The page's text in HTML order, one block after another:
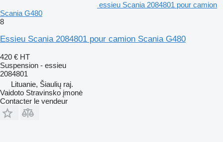
essieu Scania 2084801 pour camion
Scania G480
8
Essieu Scania 2084801 pour camion Scania G480
420 € HT
Suspension - essieu
2084801
Lituanie, Šiaulių raj.
Vaidoto Stravinsko įmonė
Contacter le vendeur